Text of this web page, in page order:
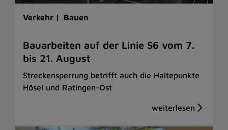
Verkehr | Bauen
Bauarbeiten auf der Linie S6 vom 7.
bis 21. August
Streckensperrung betrifft auch die Haltepunkte
Hösel und Ratingen-Ost